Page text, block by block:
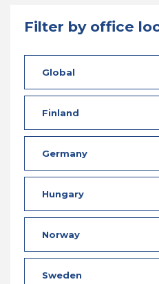
Filter by office
Global
Finland
Germany
Hungary
Norway
Sweden